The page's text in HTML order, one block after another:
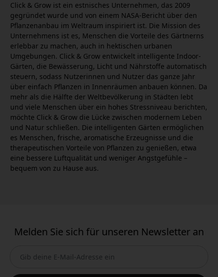
Click & Grow ist ein estnisches Unternehmen, das 2009
gegründet wurde und von einem NASA-Bericht über den
Pflanzenanbau im Weltraum inspiriert ist. Die Mission des
Unternehmens ist es, Menschen die Vorteile des Gärtnerns
erlebbar zu machen, auch in hektischen urbanen
Umgebungen. Click & Grow entwickelt intelligente Indoor-
Gärten, die Bewässerung, Licht und Nährstoffe automatisch
steuern, sodass Nutzerinnen und Nutzer das ganze Jahr
über einfach Pflanzen in Innenräumen anbauen können. Da
mehr als die Hälfte der Weltbevölkerung in Städten lebt
und viele Menschen über ein hohes Stressniveau berichten,
möchte Click & Grow die Lücke zwischen modernem Leben
und Natur schließen. Die intelligenten Gärten ermöglichen
es Menschen, frische, aromatische Erzeugnisse und die
therapeutischen Vorteile von Pflanzen zu genießen, etwa
eine bessere Luftqualität und weniger Angstgefühle –
bequem von zu Hause aus.
Melden Sie sich für unseren Newsletter an